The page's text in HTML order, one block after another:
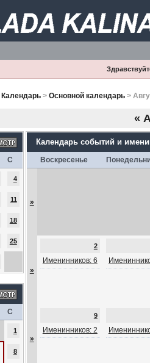
Календарь> Основной календарь>
«
С
4
11
18
25
С
1
8
Календарь событий и
Воскресенье
»
»
2
Именинников: 6
»
9
Именинников: 2